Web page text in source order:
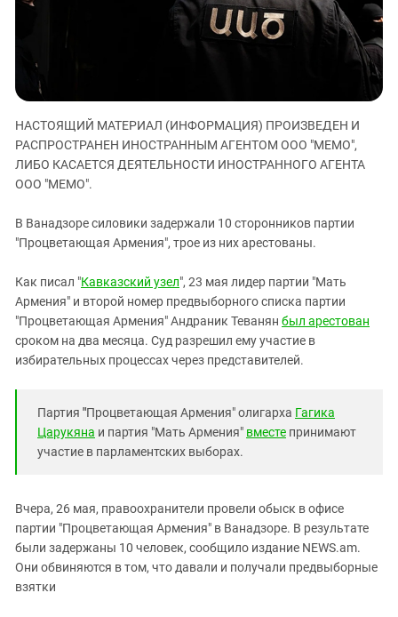
ЗАСТАВЛЯЕТ
КАВКАЗ ЗА ПАЛЕСТИНУ
ИНАКОМЫСЛИЕ В ЧЕЧНЕ
Кабардино-Балкария
Калмыкия
Карачаево-Черкесия
Краснодарский край
Нагорный Карабах
Ростовская область
СКФО
Ставропольский край
Чечня
ЮФО
НАСТОЯЩИЙ МАТЕРИАЛ (ИНФОРМАЦИЯ) ПРОИЗВЕДЕН И
РАСПРОСТРАНЕН ИНОСТРАННЫМ АГЕНТОМ ООО "МЕМО",
ЛИБО КАСАЕТСЯ ДЕЯТЕЛЬНОСТИ ИНОСТРАННОГО АГЕНТА
ООО "МЕМО".
В Ванадзоре силовики задержали 10 сторонников партии
"Процветающая Армения", трое из них арестованы.
Как писал "Кавказский узел", 23 мая лидер партии "Мать
Армения" и второй номер предвыборного списка партии
"Процветающая Армения" Андраник Теванян был арестован
сроком на два месяца. Суд разрешил ему участие в
избирательных процессах через представителей.
Партия "Процветающая Армения" олигарха Гагика
Царукяна и партия "Мать Армения" вместе принимают
участие в парламентских выборах.
Вчера, 26 мая, правоохранители провели обыск в офисе
партии "Процветающая Армения" в Ванадзоре. В результате
были задержаны 10 человек, сообщило издание NEWS.am.
Они обвиняются в том, что давали и получали предвыборные
взятки